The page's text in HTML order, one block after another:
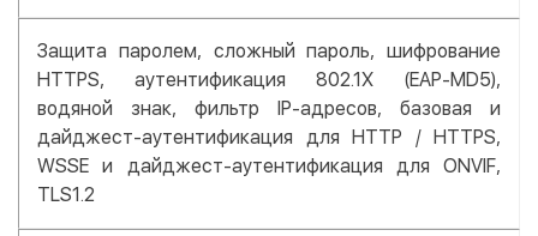
Защита паролем, сложный пароль, шифрование
HTTPS, аутентификация 802.1X (EAP-MD5),
водяной знак, фильтр IP-адресов, базовая и
дайджест-аутентификация для HTTP / HTTPS,
WSSE и дайджест-аутентификация для ONVIF,
TLS1.2